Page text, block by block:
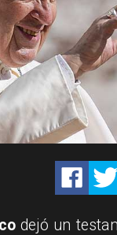
dejó un